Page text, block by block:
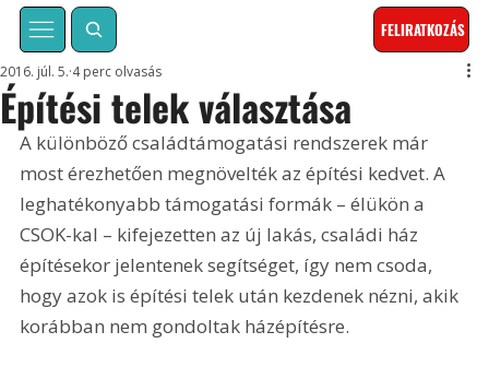
FELIRATKOZÁS
Építési telek választása
2016. júl. 5. 4 perc olvasás
A különböző családtámogatási rendszerek már
most érezhetően megnövelték az építési kedvet. A
leghatékonyabb támogatási formák – élükön a
CSOK-kal – kifejezetten az új lakás, családi ház
építésekor jelentenek segítséget, így nem csoda,
hogy azok is építési telek után kezdenek nézni, akik
korábban nem gondoltak házépítésre.